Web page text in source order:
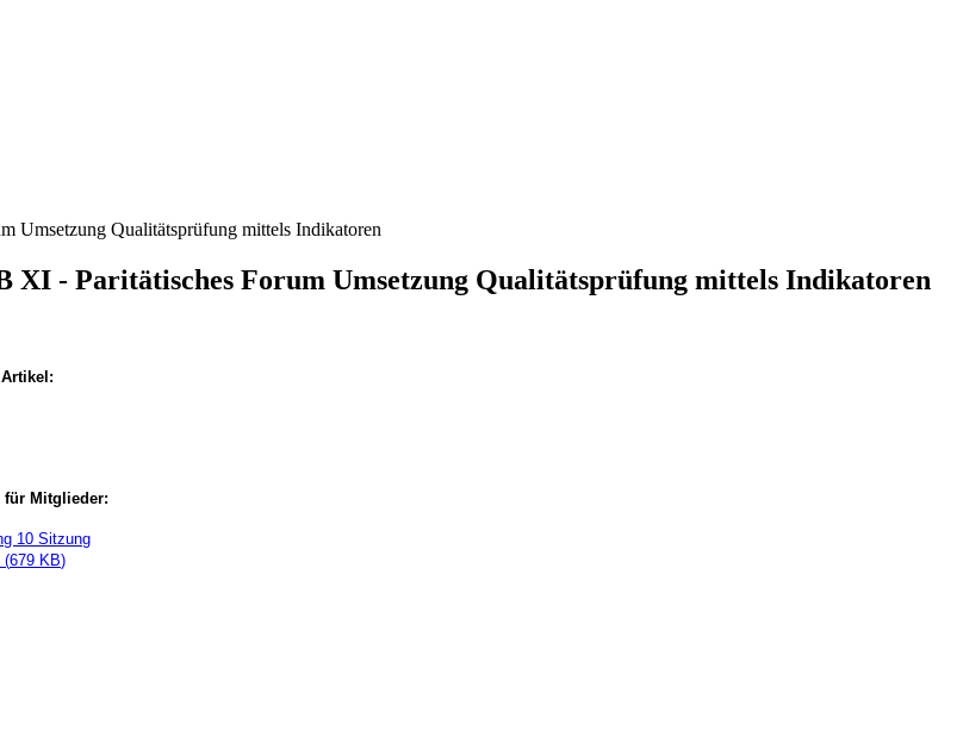
Umsetzung Qualitätsprüfung mittels Indikatoren
XI - Paritätisches Forum Umsetzung Qualitätsprüfung mittels Indikatoren
für Mitglieder:
10 Sitzung
(679 KB)